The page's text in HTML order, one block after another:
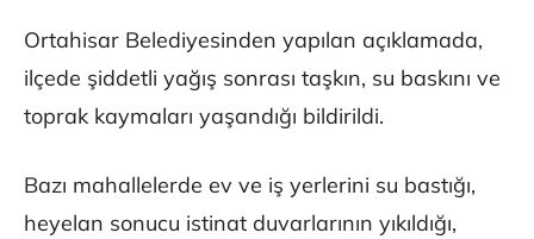
Ortahisar Belediyesinden yapılan açıklamada,
ilçede şiddetli yağış sonrası taşkın, su baskını ve
toprak kaymaları yaşandığı bildirildi.
Bazı mahallelerde ev ve iş yerlerini su bastığı,
heyelan sonucu istinat duvarlarının yıkıldığı,